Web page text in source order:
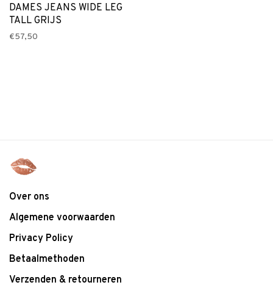
DAMES JEANS WIDE LEG
TALL GRIJS
€57,50
Over ons
Algemene voorwaarden
Privacy Policy
Betaalmethoden
Verzenden & retourneren